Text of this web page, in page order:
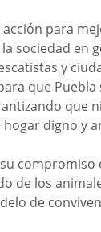
para
sociedad en
y
que Puebla
que
digno y
de los
de